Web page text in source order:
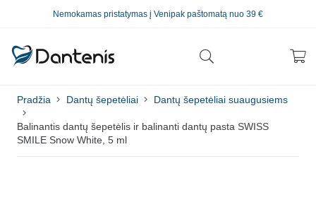
Nemokamas pristatymas į Venipak paštomatą nuo 39 €
Pradžia Dantų šepetėliai Dantų šepetėliai suaugusiems
Balinantis dantų šepetėlis ir balinanti dantų pasta SWISS
SMILE Snow White, 5 ml